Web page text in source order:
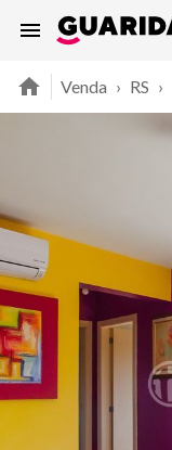
Venda › RS ›